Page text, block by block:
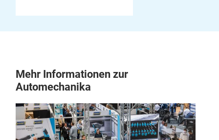
Mehr Informationen zur
Automechanika